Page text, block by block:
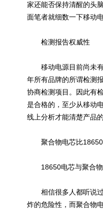
家还能否保持清醒的头
面笔者就细数一下移动
检测报告权威性
移动电源目前尚未有
年所有品牌的所谓检测
协商检测项目。因此有
是合格的，至少从移动
线上分析才能清楚产品
聚合物电芯比18650
18650电芯与聚合物
相信很多人都听说过
炸的危险性，而聚合物